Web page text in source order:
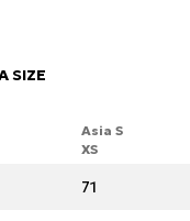
SIZE
Asia S
XS
71